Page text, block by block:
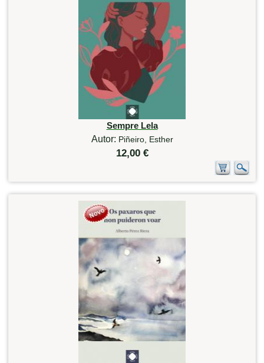
Sempre Lela
Autor: Piñeiro, Esther
12,00 €